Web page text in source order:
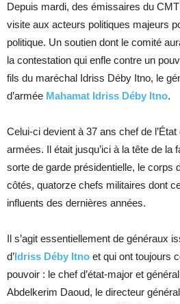
Depuis mardi, des émissaires du
visite aux acteurs politiques majeurs
politique. Un soutien dont le comité
la contestation qui enfle contre un
fils du maréchal Idriss Déby Itno, le
d’armée Mahamat Idriss Déby Itno.
Celui-ci devient à 37 ans chef de
armées. Il était jusqu’ici à la tête de la
sorte de garde présidentielle, le corps
côtés, quatorze chefs militaires dont
influents des dernières années.
Il s’agit essentiellement de généraux
d’Idriss Déby Itno et qui ont toujours
pouvoir : le chef d’état-major et
Abdelkerim Daoud, le directeur